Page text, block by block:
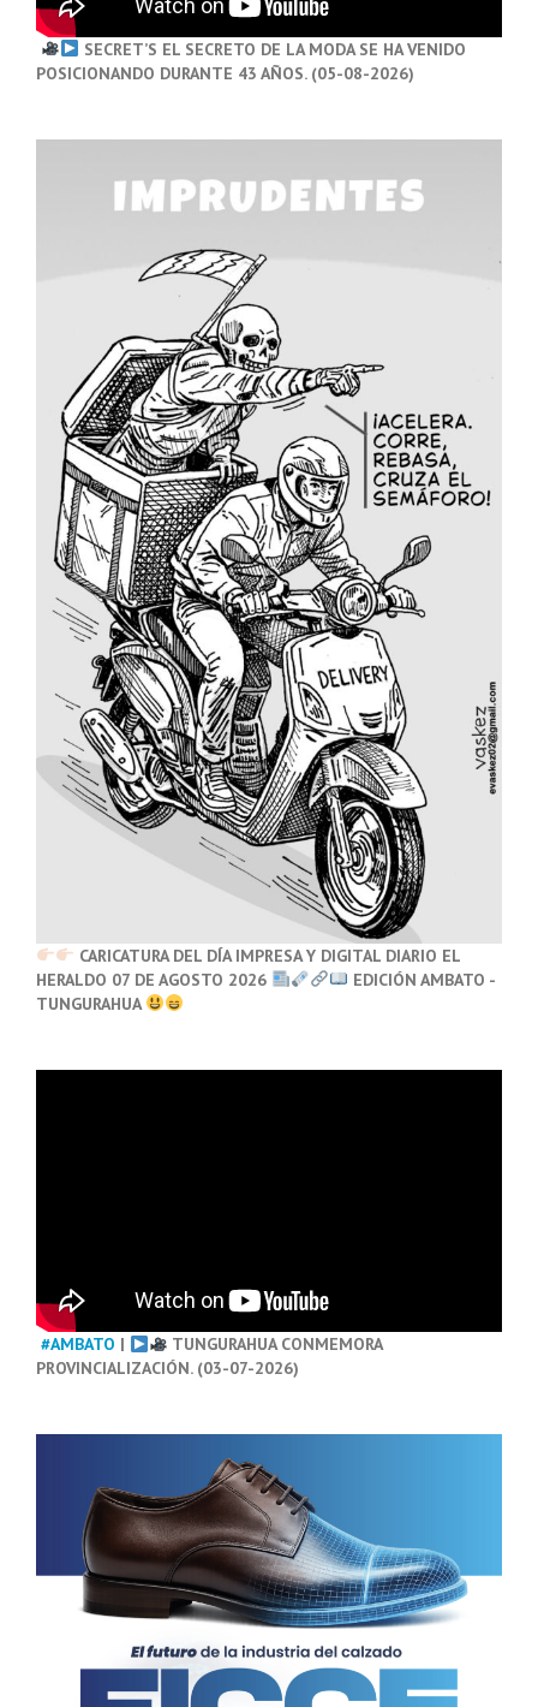
SECRET’S EL SECRETO DE LA MODA SE HA VENIDO
POSICIONANDO DURANTE 43 AÑOS. (05-08-2026)
CARICATURA DEL DÍA IMPRESA Y DIGITAL DIARIO EL
HERALDO 07 DE AGOSTO 2026
EDICIÓN AMBATO -
TUNGURAHUA
#AMBATO |
TUNGURAHUA CONMEMORA
PROVINCIALIZACIÓN. (03-07-2026)